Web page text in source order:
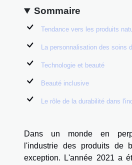
Sommaire
Tendance vers les produits
La personnalisation des soins
Technologie et beauté
Beauté inclusive
Le rôle de la durabilité dans
Dans un monde en
l'industrie des produits de
exception. L'année 2021 a